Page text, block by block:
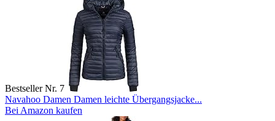
Bestseller Nr. 7
Navahoo Damen Damen leichte Übergangsjacke...
Bei Amazon kaufen